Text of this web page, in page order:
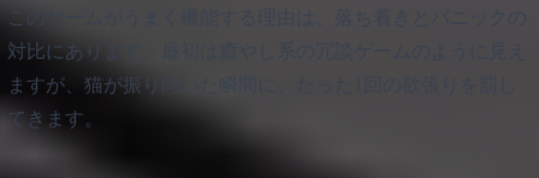
このゲームがうまく機能する理由は、落ち着きとパニックの
対比にあります。最初は癒やし系の冗談ゲームのように見え
ますが、猫が振り向いた瞬間に、たった1回の欲張りを罰し
てきます。